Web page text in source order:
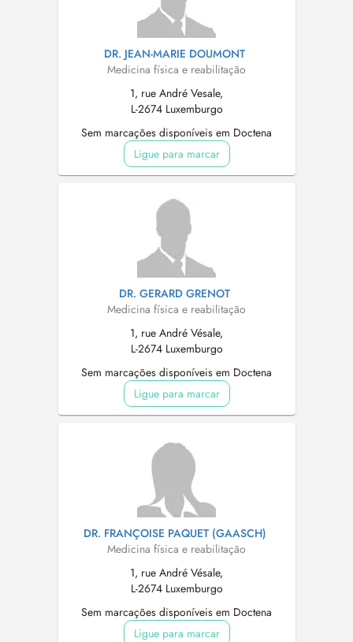
DR. JEAN-MARIE DOUMONT
Medicina física e reabilitação
1, rue André Vesale,
L-2674 Luxemburgo
Sem marcações disponíveis em Doctena
Ligue para marcar
DR. GERARD GRENOT
Medicina física e reabilitação
1, rue André Vésale,
L-2674 Luxemburgo
Sem marcações disponíveis em Doctena
Ligue para marcar
DR. FRANÇOISE PAQUET (GAASCH)
Medicina física e reabilitação
1, rue André Vésale,
L-2674 Luxemburgo
Sem marcações disponíveis em Doctena
Ligue para marcar